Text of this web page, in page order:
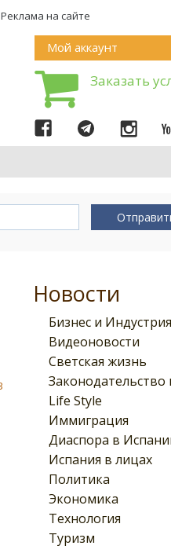
Реклама на сайте
Мой аккаунт
Заказать
Новости
Бизнес и Индустрия
Видеоновости
Светская жизнь
Законодательство
Life Style
Иммиграция
Диаспора в
Испания в лицах
Политика
Экономика
Технология
Туризм